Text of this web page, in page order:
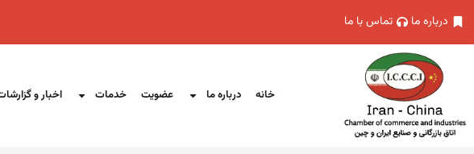
درباره ما تماس با ما
خانه درباره ما عضویت خدمات اخبار و